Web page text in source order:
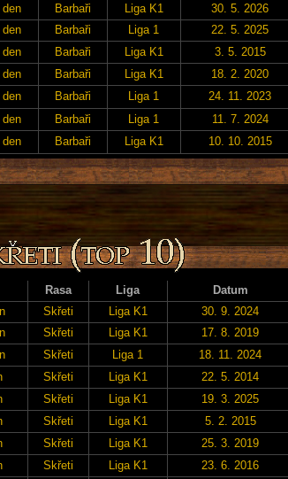
Barbaři Liga K1 30. 5. 2026
den Barbaři Liga 1 22. 5. 2025
Barbaři Liga K1 3. 5. 2015
Barbaři Liga K1 18. 2. 2020
den Barbaři Liga 1 24. 11. 2023
den Barbaři Liga 1 11. 7. 2024
den Barbaři Liga K1 10. 10. 2015
Rasa Liga Datum
Skřeti Liga K1 30. 9. 2024
Skřeti Liga K1 17. 8. 2019
Skřeti Liga 1 18. 11. 2024
Skřeti Liga K1 22. 5. 2014
Skřeti Liga K1 19. 3. 2025
Skřeti Liga K1 5. 2. 2015
Skřeti Liga K1 25. 3. 2019
Skřeti Liga K1 23. 6. 2016